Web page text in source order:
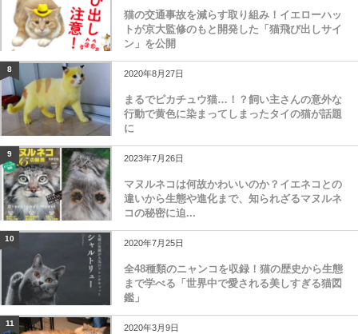
猫の交通事故を減らす取り組み！イエローハッ
トが京大監修のもと開発した「猫飛び出しサイ
ン」を公開
8 2020年8月27日
まるでピカチュウ猫…！？飼い主さんの意外な
行動で黄色に染まってしまったタイの猫が話題
に
9 2023年7月26日
マヌルネコは何故かわいいのか？イエネコとの
違いから生態や進化まで、知られざるマヌルネ
コの秘密に迫...
10 2020年7月25日
全48種類のニャンコを収録！猫の歴史から生態
まで学べる「世界中で愛される美しすぎる猫図
鑑」
11 2020年3月9日